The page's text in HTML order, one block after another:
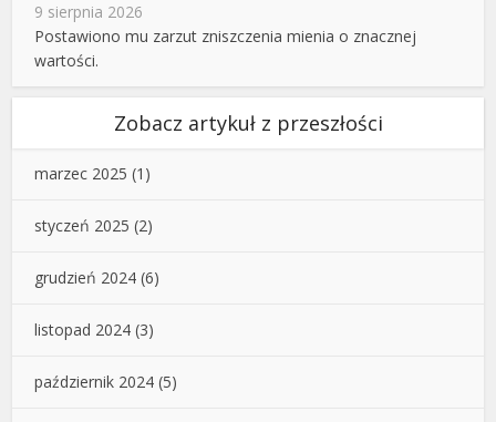
9 sierpnia 2026
Postawiono mu zarzut zniszczenia mienia o znacznej
wartości.
Zobacz artykuł z przeszłości
marzec 2025 (1)
styczeń 2025 (2)
grudzień 2024 (6)
listopad 2024 (3)
październik 2024 (5)